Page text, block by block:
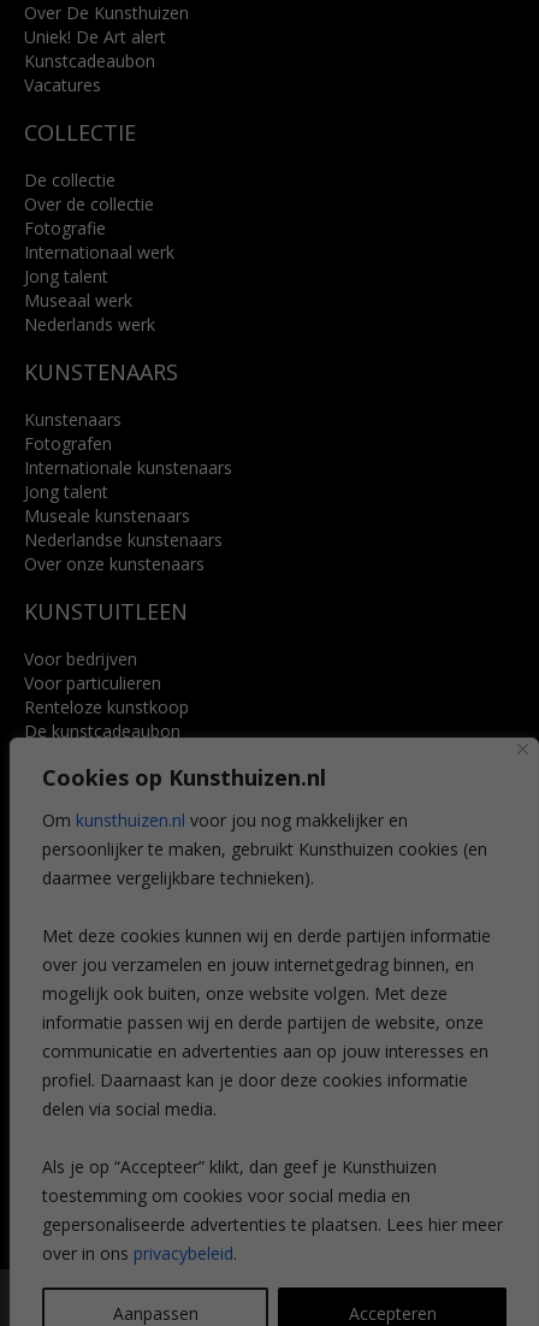
Cookies op Kunsthuizen.nl
Om kunsthuizen.nl voor jou nog makkelijker en
persoonlijker te maken, gebruikt Kunsthuizen cookies (en
daarmee vergelijkbare technieken).
Met deze cookies kunnen wij en derde partijen informatie
over jou verzamelen en jouw internetgedrag binnen, en
mogelijk ook buiten, onze website volgen. Met deze
informatie passen wij en derde partijen de website, onze
communicatie en advertenties aan op jouw interesses en
profiel. Daarnaast kan je door deze cookies informatie
delen via social media.
Als je op “Accepteer” klikt, dan geef je Kunsthuizen
toestemming om cookies voor social media en
gepersonaliseerde advertenties te plaatsen. Lees hier meer
over in ons privacybeleid.
Aanpassen Accepteren
info@kunsthuisbreda.nl
Lees meer
Over De Kunsthuizen
Uniek! De Art alert
Kunstcadeaubon
Vacatures
COLLECTIE
De collectie
Over de collectie
Fotografie
Internationaal werk
Jong talent
Museaal werk
Nederlands werk
KUNSTENAARS
Kunstenaars
Fotografen
Internationale kunstenaars
Jong talent
Museale kunstenaars
Nederlandse kunstenaars
Over onze kunstenaars
KUNSTUITLEEN
Voor bedrijven
Voor particulieren
Renteloze kunstkoop
De kunstcadeaubon
Voordelen
Veelgestelde vragen
CONTACT
Leiden
Amsterdam
Breda
Favorieten
Mijn art alert
NIEUWSBRIEF
© Kunsthuizen 2026 All rights reserved | Disclaimer|